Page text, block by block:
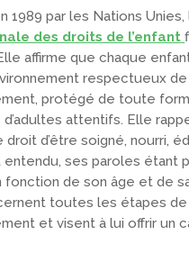
1989 par les Nations Unies,
des droits de l’enfant
affirme que chaque
respectueux de
protégé de toute
attentifs. Elle
droit d’être soigné, nourri,
ses paroles étant
de son âge et de
toutes les étapes de
et visent à lui offrir un